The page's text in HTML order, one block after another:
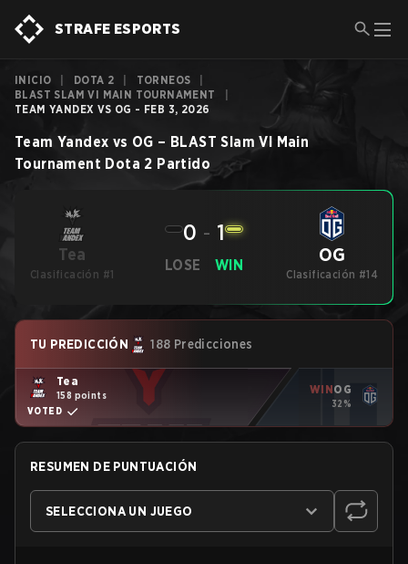
STRAFE ESPORTS
INICIO DOTA 2 TORNEOS
BLAST SLAM VI MAIN TOURNAMENT
TEAM YANDEX VS OG - FEB 3, 2026
Team Yandex vs OG – BLAST Slam VI Main
Tournament Dota 2 Partido
Tea
Clasificación #1
LOSE
0 - 1
WIN OG
Clasificación #14
TU PREDICCIÓN 188 Predicciones
Tea
158 points
VOTED
WINOG
32%
RESUMEN DE PUNTUACIÓN
SELECCIONA UN JUEGO